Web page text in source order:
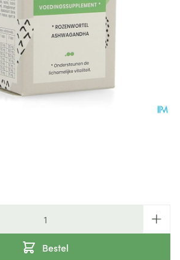
Bestel